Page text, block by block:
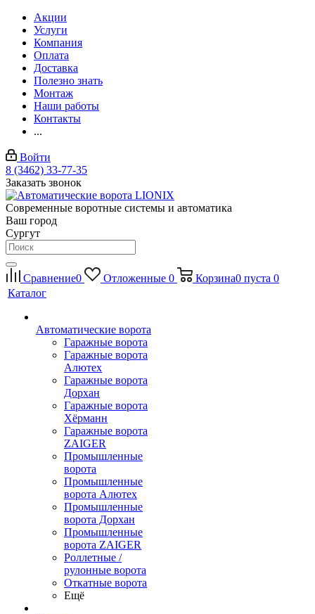
Акции
Услуги
Компания
Оплата
Доставка
Полезно знать
Монтаж
Наши работы
Контакты
...
Войти
8 (3462) 33-77-35
Заказать звонок
Современные воротные системы и автоматика
Ваш город
Сургут
Сравнение0 Отложенные 0 Корзина0 пуста 0
Каталог
Автоматические ворота
Гаражные ворота
Гаражные ворота
Алютех
Гаражные ворота
Дорхан
Гаражные ворота
Хёрманн
Гаражные ворота
ZAIGER
Промышленные
ворота
Промышленные
ворота Алютех
Промышленные
ворота Дорхан
Промышленные
ворота ZAIGER
Роллетные /
рулонные ворота
Откатные ворота
Ещё